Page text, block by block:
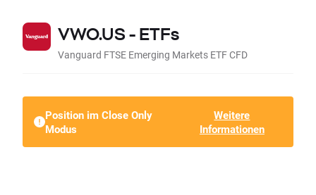
VWO.US - ETFs
Vanguard FTSE Emerging Markets ETF CFD
Position im Close Only
Modus
Weitere
Informationen